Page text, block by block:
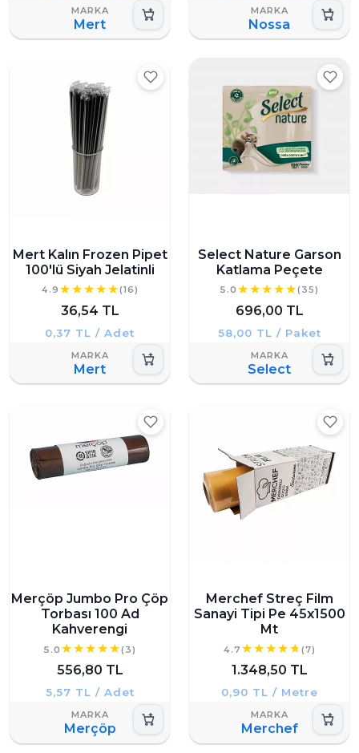
Mert Nossa
Mert Kalın Frozen Pipet
100'lü Siyah Jelatinli
4.9 (16)
36,54 TL
0,37 TL / Adet
Mert
Select Nature Garson
Katlama Peçete
5.0 (35)
696,00 TL
58,00 TL / Paket
Select
Merçöp Jumbo Pro Çöp
Torbası 100 Ad
Kahverengi
5.0 (3)
556,80 TL
5,57 TL / Adet
Merçöp
Merchef Streç Film
Sanayi Tipi Pe 45x1500
Mt
4.7 (7)
1.348,50 TL
0,90 TL / Metre
Merchef